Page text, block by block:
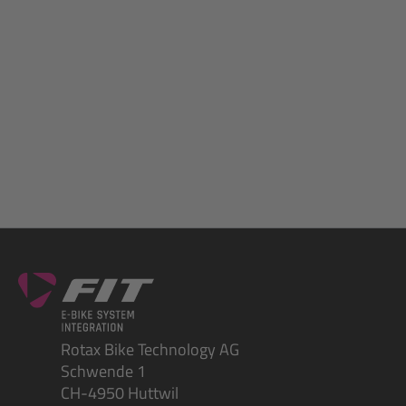
Rotax Bike Technology AG
Schwende 1
CH-4950 Huttwil